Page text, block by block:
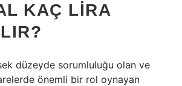
KAÇ LIRA
düzeyde sorumluluğu olan ve
önemli bir rol oynayan